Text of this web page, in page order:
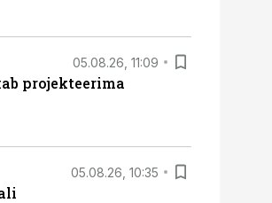
05.08.26, 11:09
projekteerima
05.08.26, 10:35